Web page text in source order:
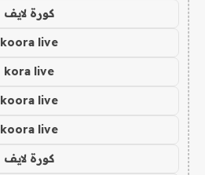
كورة لايف
koora live
kora live
koora live
koora live
كورة لايف